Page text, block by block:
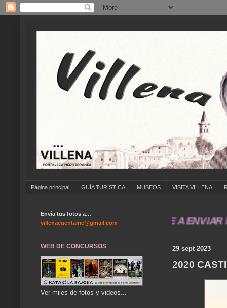
Página principal GUÍA TURÍSTICA MUSEOS VISITA VILLENA
... ANÍMATE A ENVIAR
29 sept 2023
2020
Envía tus fotos a…
villenacuentame@gmail.com
WEB DE CONCURSOS
Ver miles de fotos y videos...